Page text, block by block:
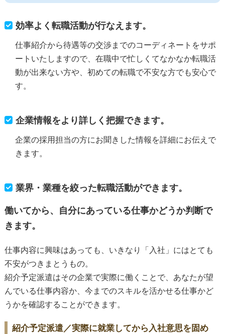
効率よく転職活動が行なえます。
仕事紹介から待遇等の交渉までのコーディネートをサポ
ートいたしますので、在職中で忙しくてなかなか転職活
動が出来ない方や、初めての転職で不安な方でも安心で
す。
企業情報をより詳しく把握できます。
企業の採用担当の方にお聞きした情報を詳細にお伝えで
きます。
業界・業種を絞った転職活動ができます。
働いてから、自分にあっている仕事かどうか判断で
きます。
仕事内容に興味はあっても、いきなり「入社」にはとても
不安がつきまとうもの。
紹介予定派遣はその企業で実際に働くことで、あなたが望
んでいる仕事内容か、今までのスキルを活かせる仕事かど
うかを確認することができます。
紹介予定派遣／実際に就業してから入社意思を固め